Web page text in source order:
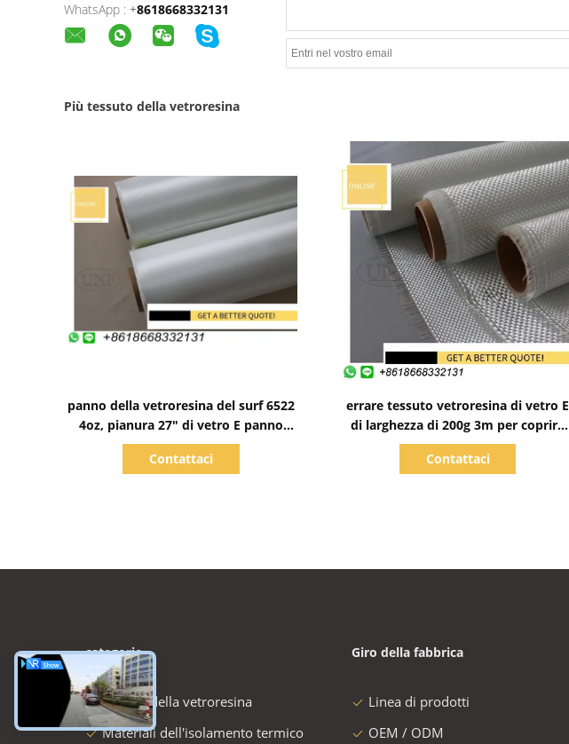
WhatsApp : +8618668332131
Più tessuto della vetroresina
panno della vetroresina del surf 6522
4oz, pianura 27" di vetro E panno
della fibra di vetro
Contattaci
errare tessuto vetroresina di vetro E
di larghezza di 200g 3m per coprire
surf
Contattaci
categorie
tessuto della vetroresina
Materiali dell'isolamento termico
Giro della fabbrica
Linea di prodotti
OEM / ODM